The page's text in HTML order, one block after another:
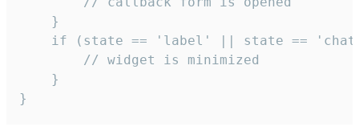
    }
if (state == 'label' || state ==
        // widget is minimized
    }
}